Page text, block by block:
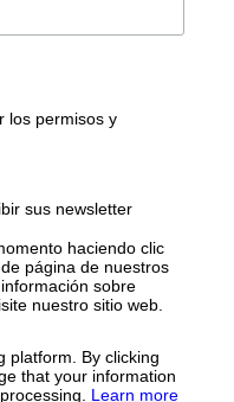
los permisos y
sus newsletter
haciendo clic
página de nuestros
sobre
nuestro sitio web.
platform. By clicking
that your information
Learn more